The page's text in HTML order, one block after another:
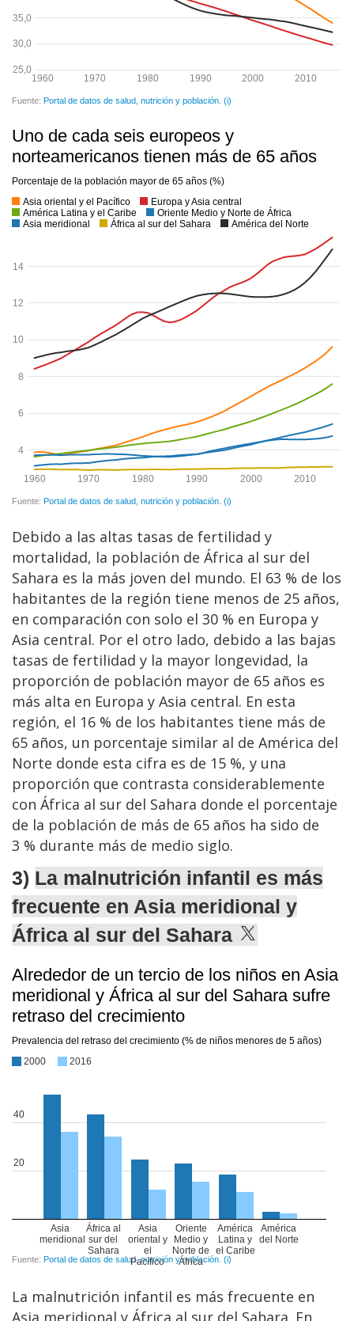
Debido a las altas tasas de fertilidad y
mortalidad, la población de África al sur del
Sahara es la más joven del mundo. El 63 % de los
habitantes de la región tiene menos de 25 años,
en comparación con solo el 30 % en Europa y
Asia central. Por el otro lado, debido a las bajas
tasas de fertilidad y la mayor longevidad, la
proporción de población mayor de 65 años es
más alta en Europa y Asia central. En esta
región, el 16 % de los habitantes tiene más de
65 años, un porcentaje similar al de América del
Norte donde esta cifra es de 15 %, y una
proporción que contrasta considerablemente
con África al sur del Sahara donde el porcentaje
de la población de más de 65 años ha sido de
3 % durante más de medio siglo.
3) La malnutrición infantil es más
frecuente en Asia meridional y
África al sur del Sahara
La malnutrición infantil es más frecuente en
Asia meridional y África al sur del Sahara. En